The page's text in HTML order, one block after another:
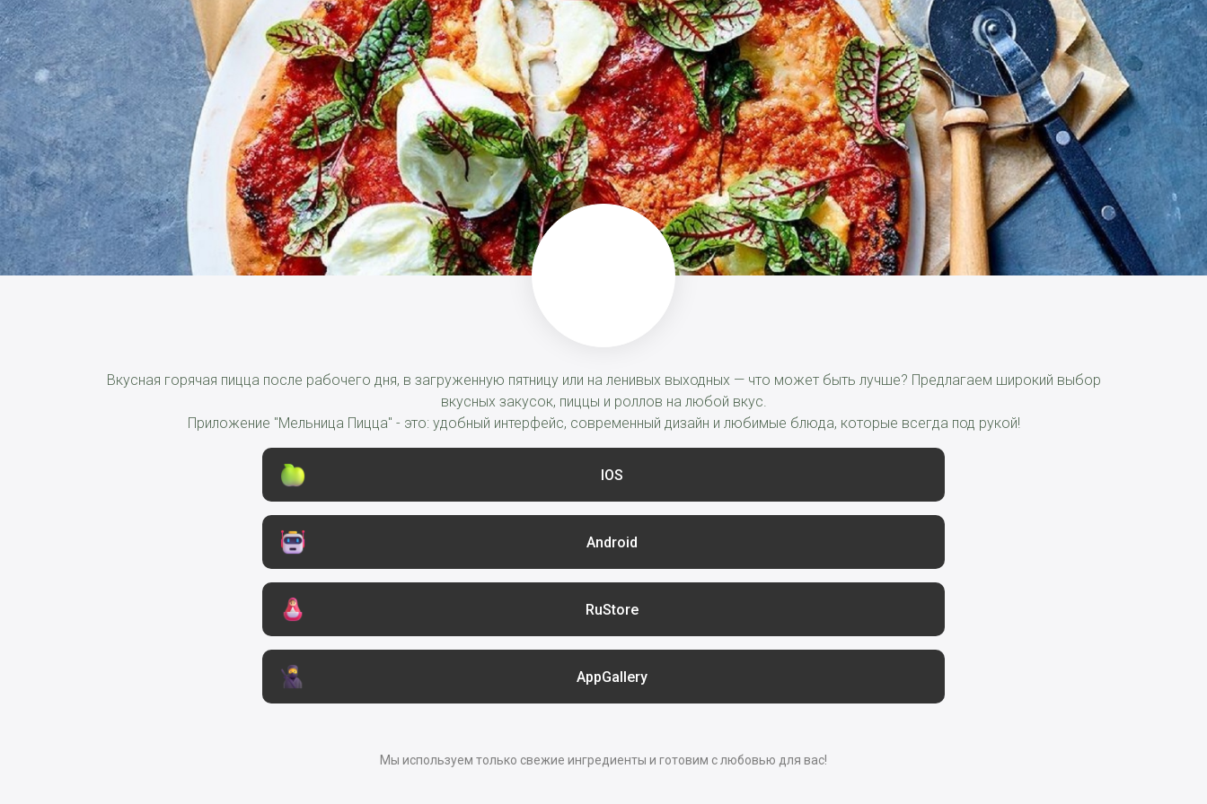
Вкусная горячая пицца после рабочего дня, в загруженную пятницу или на ленивых выходных — что может быть лучше? Предлагаем широкий выбор
вкусных закусок, пиццы и роллов на любой вкус.
Приложение "Мельница Пицца" - это: удобный интерфейс, современный дизайн и любимые блюда, которые всегда под рукой!
IOS
Android
RuStore
AppGallery
Мы используем только свежие ингредиенты и готовим с любовью для вас!